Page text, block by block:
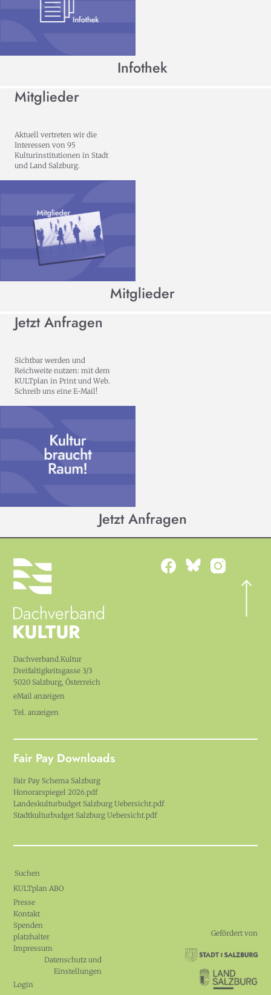
Infothek
Mitglieder
Aktuell vertreten wir die
Interessen von 95
Kulturinstitutionen in Stadt
und Land Salzburg.
Mitglieder
Jetzt Anfragen
Sichtbar werden und
Reichweite nutzen: mit dem
KULTplan in Print und Web.
Schreib uns eine E-Mail!
Jetzt Anfragen
Dachverband.Kultur
Dreifaltigkeitsgasse 3/3
5020 Salzburg, Österreich
eMail anzeigen
Tel. anzeigen
Suchen
KULTplan ABO
Presse
Kontakt
Spenden
platzhalter
Impressum
Datenschutz und
Einstellungen
Login
Fair Pay Downloads
Fair Pay Schema Salzburg
Honorarspiegel 2026.pdf
Landeskulturbudget Salzburg Uebersicht.pdf
Stadtkulturbudget Salzburg Uebersicht.pdf
Gefördert von